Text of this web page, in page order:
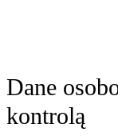
Dane
kontrolą